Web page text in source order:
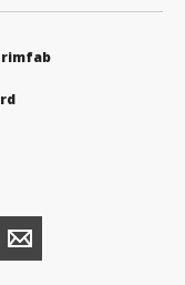
rimfab
Dela denna sida
denna sida på
sida på X (öppnas i
Facebook (öppnas